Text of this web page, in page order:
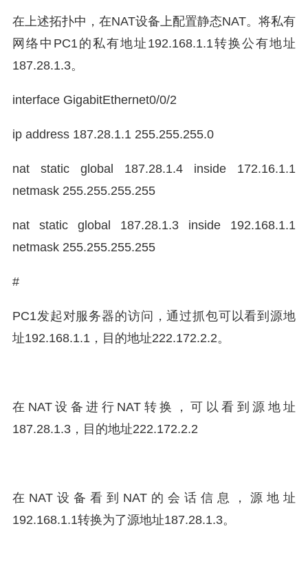
在上述拓扑中，在NAT设备上配置静态NAT。将私有
网络中PC1的私有地址192.168.1.1转换公有地址
187.28.1.3。
interface GigabitEthernet0/0/2
ip address 187.28.1.1 255.255.255.0
nat static global 187.28.1.4 inside 172.16.1.1
netmask 255.255.255.255
nat static global 187.28.1.3 inside 192.168.1.1
netmask 255.255.255.255
#
PC1发起对服务器的访问，通过抓包可以看到源地
址192.168.1.1，目的地址222.172.2.2。
在NAT设备进行NAT转换，可以看到源地址
187.28.1.3，目的地址222.172.2.2
在NAT设备看到NAT的会话信息，源地址
192.168.1.1转换为了源地址187.28.1.3。